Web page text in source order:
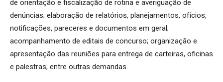
de orientação e fiscalização de rotina e averiguação de
denúncias; elaboração de relatórios, planejamentos, ofícios,
notificações, pareceres e documentos em geral;
acompanhamento de editais de concurso; organização e
apresentação das reuniões para entrega de carteiras, oficinas
e palestras; entre outras demandas.